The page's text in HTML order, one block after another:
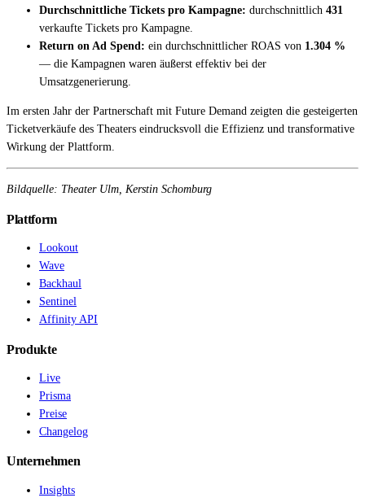
Durchschnittliche Tickets pro Kampagne: durchschnittlich 431
verkaufte Tickets pro Kampagne.
Return on Ad Spend: ein durchschnittlicher ROAS von 1.304 %
— die Kampagnen waren äußerst effektiv bei der
Umsatzgenerierung.
Im ersten Jahr der Partnerschaft mit Future Demand zeigten die gesteigerten
Ticketverkäufe des Theaters eindrucksvoll die Effizienz und transformative
Wirkung der Plattform.
Bildquelle: Theater Ulm, Kerstin Schomburg
Plattform
Lookout
Wave
Backhaul
Sentinel
Affinity API
Produkte
Live
Prisma
Preise
Changelog
Unternehmen
Insights